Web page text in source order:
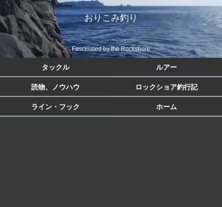
おりこみ釣り
Fascinated by the Rockshore
タックル ルアー
読物、ノウハウ ロックショア釣行記
ライン・フック ホーム